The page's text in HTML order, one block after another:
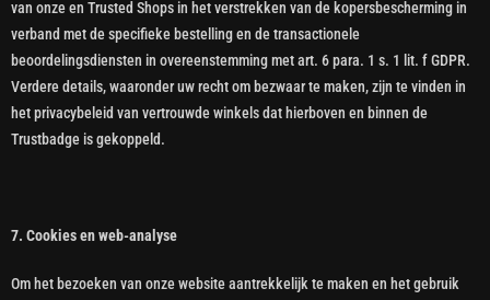
van onze en Trusted Shops in het verstrekken van de kopersbescherming in
verband met de specifieke bestelling en de transactionele
beoordelingsdiensten in overeenstemming met art. 6 para. 1 s. 1 lit. f GDPR.
Verdere details, waaronder uw recht om bezwaar te maken, zijn te vinden in
het privacybeleid van vertrouwde winkels dat hierboven en binnen de
Trustbadge is gekoppeld.
7. Cookies en web-analyse
Om het bezoeken van onze website aantrekkelijk te maken en het gebruik